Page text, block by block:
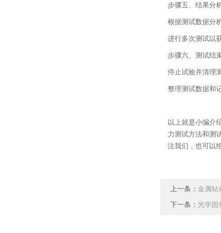
步骤五、 结果分
根据测试数据分
进行多次测试以
步骤六、 测试结
停止试验并清理
整理测试数据和
以上就是小编介
力测试方法和测
注我们，也可以
上一条： 金属钻
下一条： 光学固